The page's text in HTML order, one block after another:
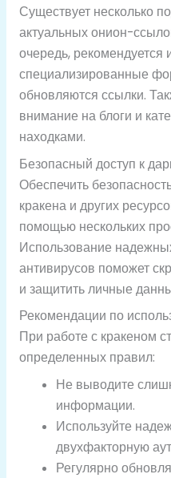
Существует несколько
актуальных онион-
очередь, рекомендуется
специализированные
обновляются ссылки.
внимание на блоги и
находками.
Безопасный доступ к
Обеспечить
кракена и других
помощью нескольких
Использование
антивирусов поможет
и защитить личные
Рекомендации по
При работе с кракеном
определенных правил:
Не выводите
информации.
Используйте
двухфакторную
Регулярно